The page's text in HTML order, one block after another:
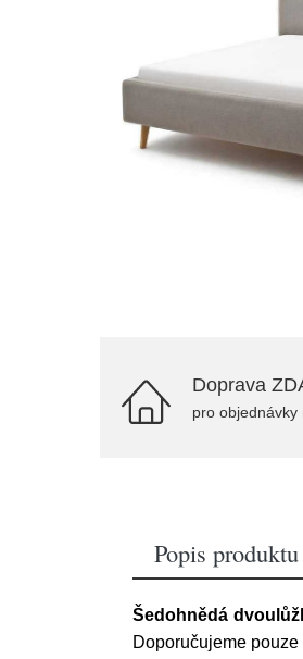
Doprava
pro objednávky
Popis produktu
Šedohnědá
Doporučujeme